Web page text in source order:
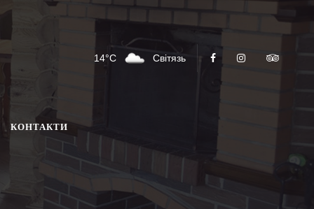
14°C Світязь
КОНТАКТИ